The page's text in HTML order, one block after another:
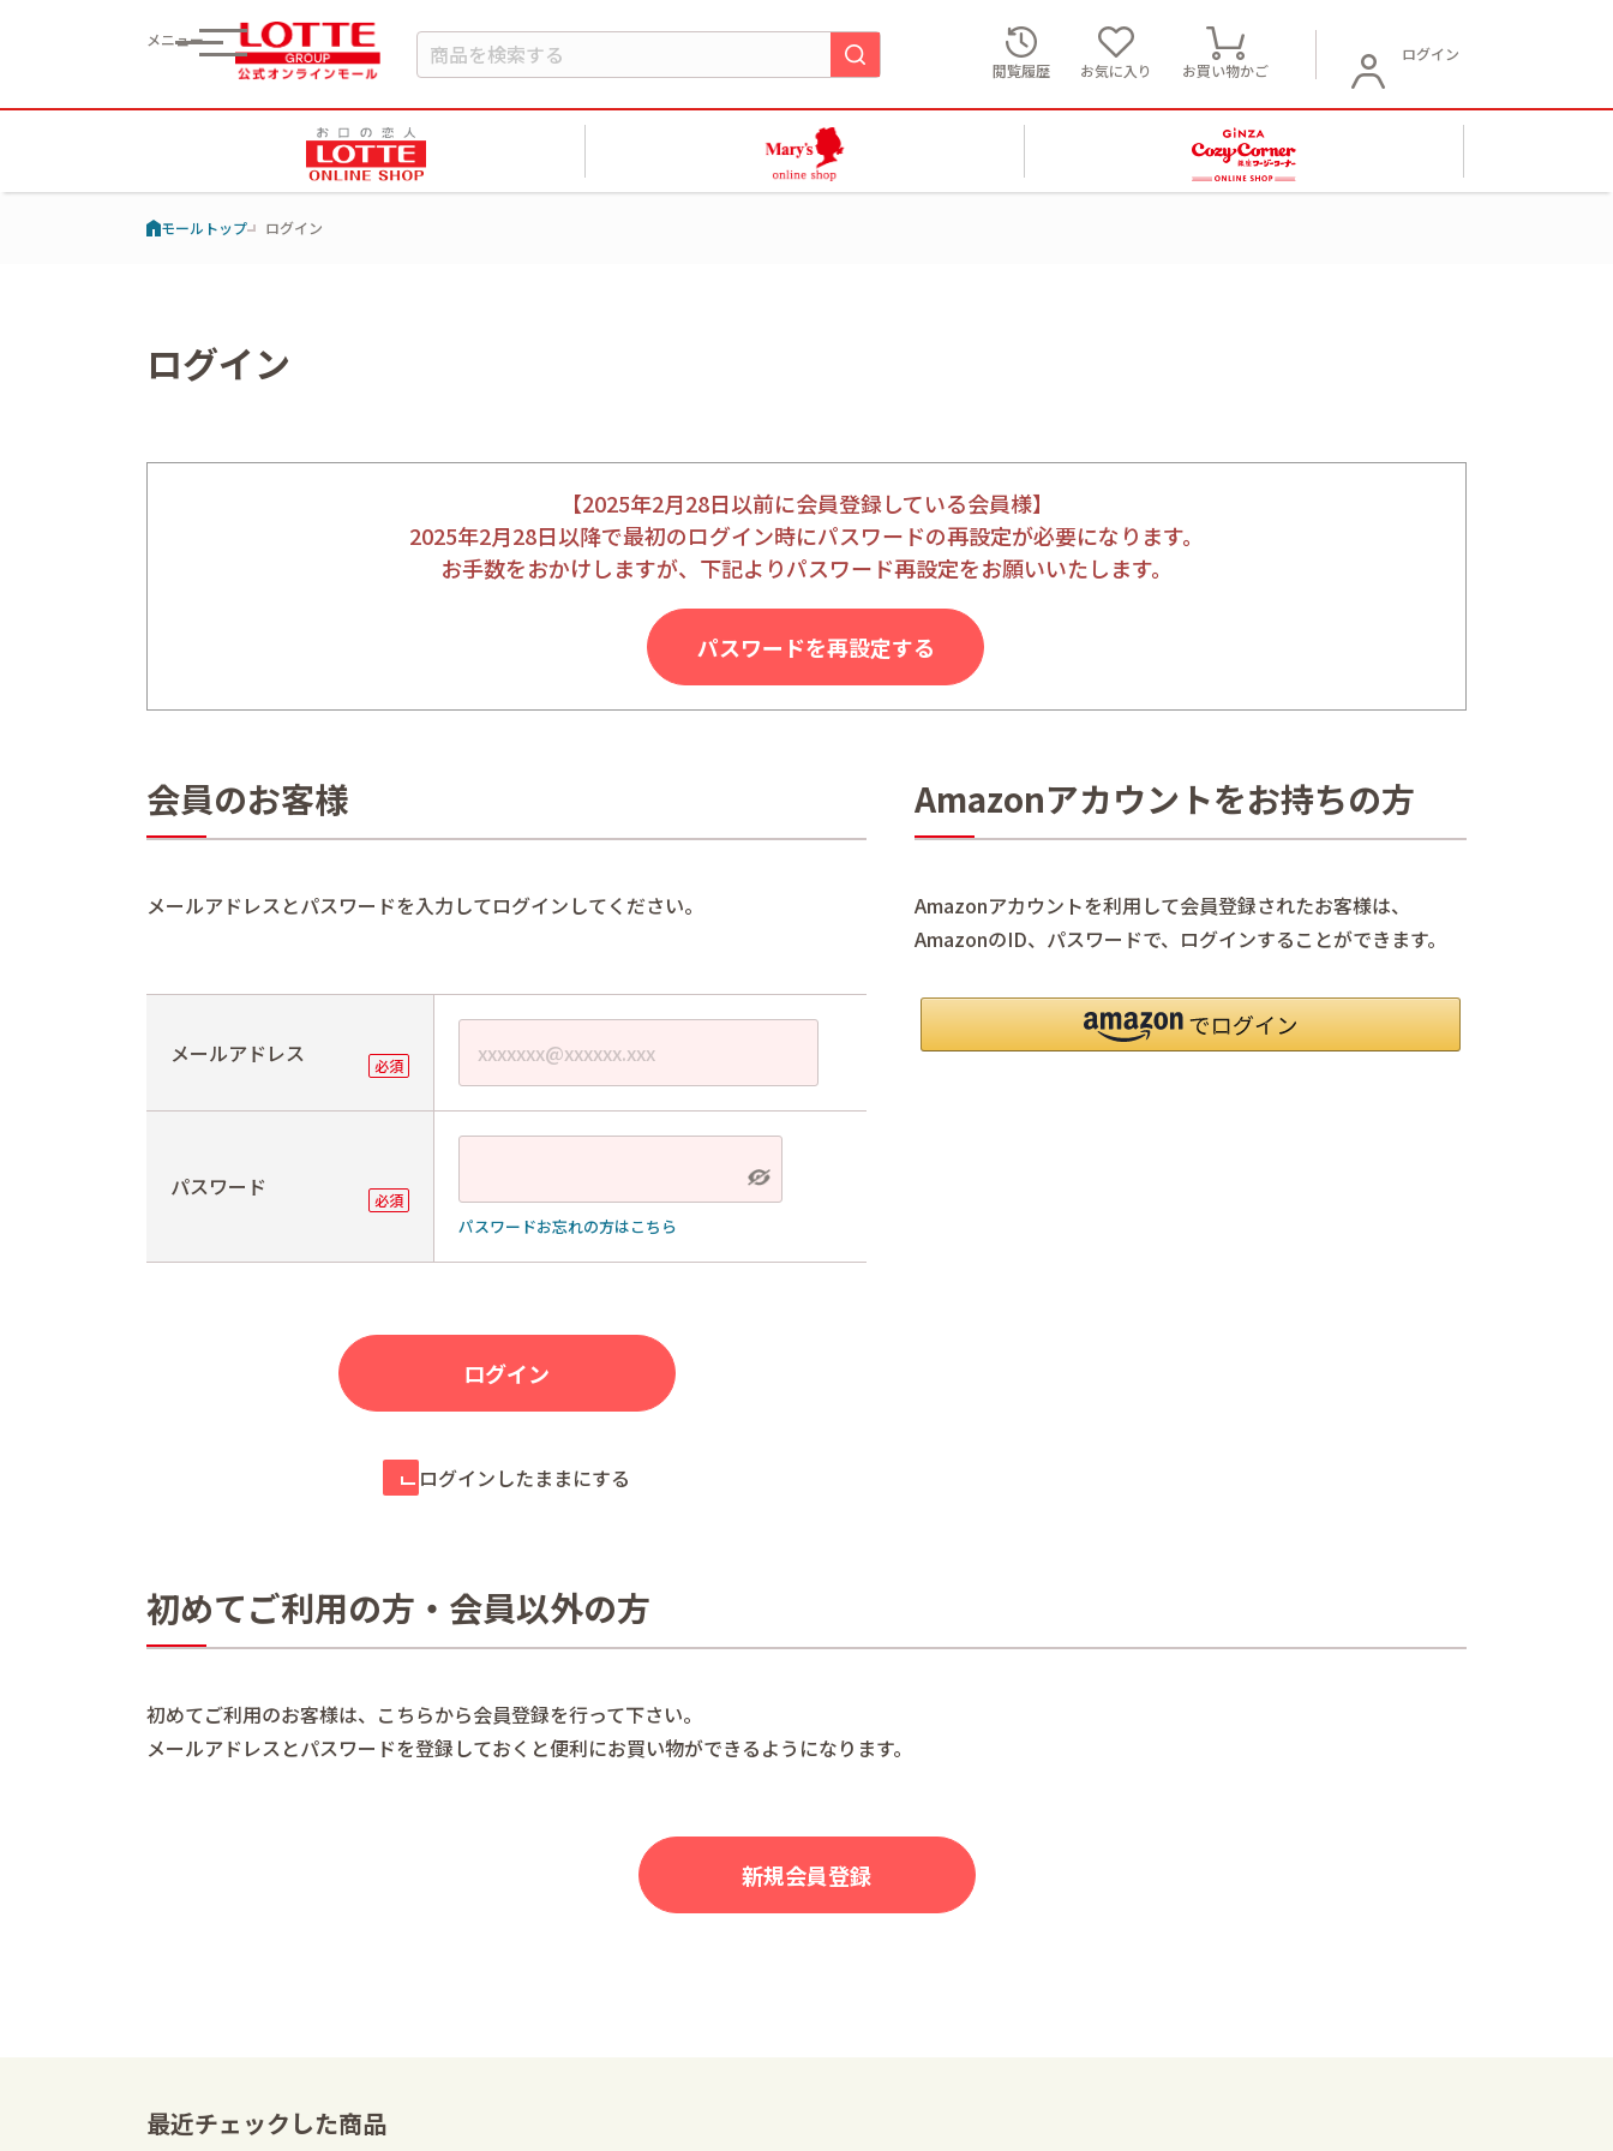
メニュー
閲覧履歴
お気に入り お買い物かご
ログイン
モールトップ ログイン
ログイン
【2025年2月28日以前に会員登録している会員様】
2025年2月28日以降で最初のログイン時にパスワードの再設定が必要になります。
お手数をおかけしますが、下記よりパスワード再設定をお願いいたします。
パスワードを再設定する
会員のお客様
メールアドレスとパスワードを入力してログインしてください。
メールアドレス
パスワード
パスワードお忘れの方はこちら
ログインしたままにする
Amazonアカウントをお持ちの方
Amazonアカウントを利用して会員登録されたお客様は、
AmazonのID、パスワードで、ログインすることができます。
初めてご利用の方・会員以外の方
初めてご利用のお客様は、こちらから会員登録を行って下さい。
メールアドレスとパスワードを登録しておくと便利にお買い物ができるようになります。
最近チェックした商品